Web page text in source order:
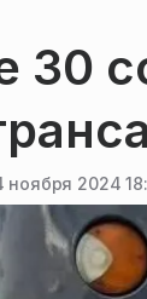
ноября 2024